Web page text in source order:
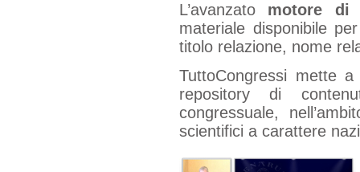
L’avanzato motore di
materiale disponibile
titolo relazione, nome
TuttoCongressi mette
repository di
congressuale,
scientifici a carattere